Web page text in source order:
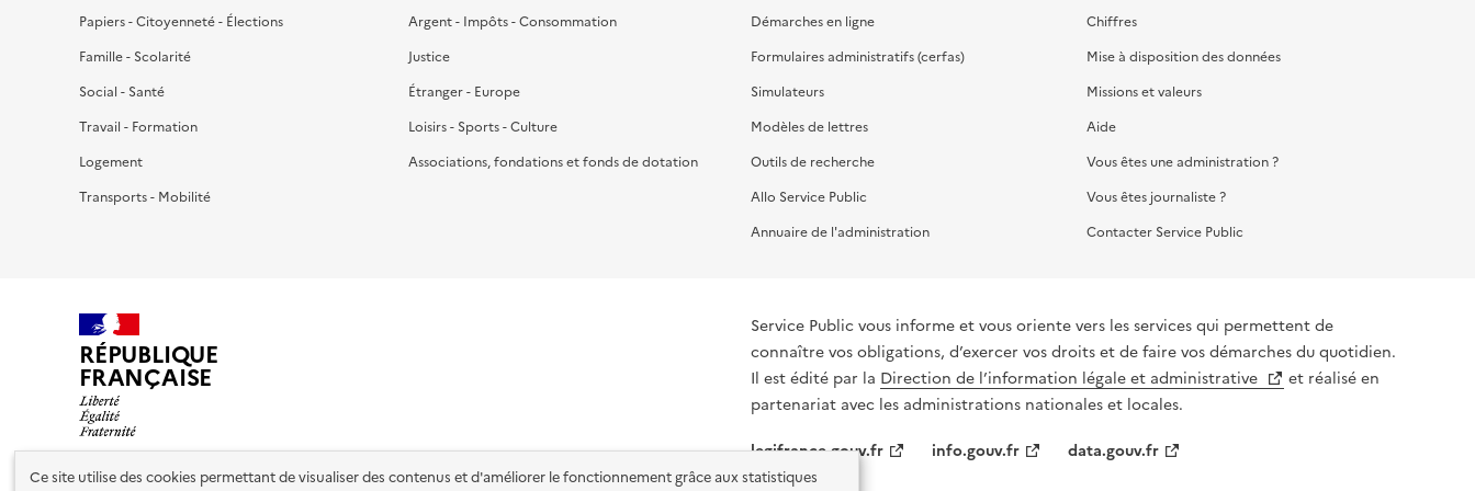
Ce site utilise des cookies permettant de visualiser des contenus et d'améliorer le fonctionnement grâce aux statistiques
Papiers - Citoyenneté - Élections
Famille - Scolarité
Social - Santé
Travail - Formation
Logement
Transports - Mobilité
Argent - Impôts - Consommation
Justice
Étranger - Europe
Loisirs - Sports - Culture
Associations, fondations et fonds de dotation
Démarches en ligne
Formulaires administratifs (cerfas)
Simulateurs
Modèles de lettres
Outils de recherche
Allo Service Public
Annuaire de l'administration
Chiffres
Mise à disposition des données
Missions et valeurs
Aide
Vous êtes une administration ?
Vous êtes journaliste ?
Contacter Service Public
RÉPUBLIQUE
FRANÇAISE
Service Public vous informe et vous oriente vers les services qui permettent de
connaître vos obligations, d’exercer vos droits et de faire vos démarches du quotidien.
Il est édité par la Direction de l’information légale et administrative
et réalisé en
partenariat avec les administrations nationales et locales.
legifrance.gouv.fr
info.gouv.fr data.gouv.fr